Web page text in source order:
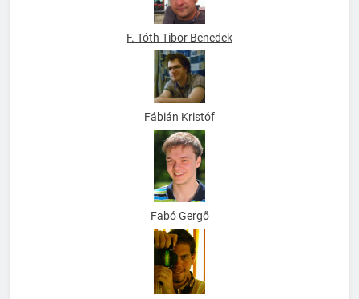
F. Tóth Tibor Benedek
Fábián Kristóf
Fabó Gergő